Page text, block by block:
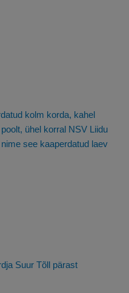
kolm korda, kahel
ühel korral NSV Liidu
see kaaperdatud laev
Suur Tõll pärast